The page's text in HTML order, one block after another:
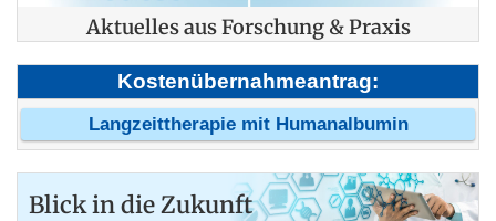
Aktuelles aus Forschung & Praxis
Kostenübernahmeantrag:
Langzeittherapie mit Humanalbumin
Blick in die Zukunft